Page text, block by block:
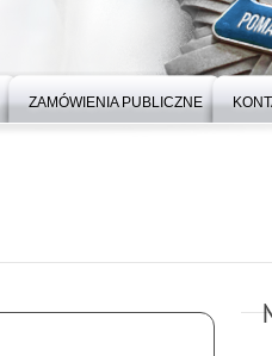
ZAMÓWIENIA PUBLICZNE